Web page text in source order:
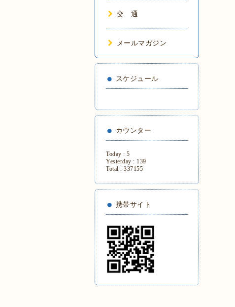
交 通
メールマガジン
スケジュール
カウンター
Today : 5
Yesterday : 139
Total : 337155
携帯サイト